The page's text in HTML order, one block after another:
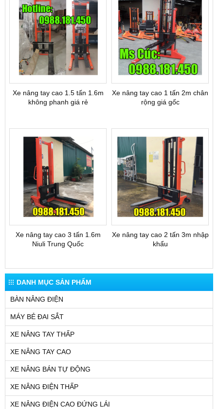
DANH MỤC SẢN PHẨM
BÀN NÂNG ĐIỆN
MÁY BẺ ĐAI SẮT
XE NÂNG TAY THẤP
XE NÂNG TAY CAO
XE NÂNG BÁN TỰ ĐỘNG
XE NÂNG ĐIỆN THẤP
XE NÂNG ĐIỆN CAO ĐỨNG LÁI
Xe nâng tay cao 1.5 tấn 1.6m
không phanh giá rẻ
Xe nâng tay cao 1 tấn 2m chân
rộng giá gốc
Xe nâng tay cao 3 tấn 1.6m
Niuli Trung Quốc
Xe nâng tay cao 2 tấn 3m nhập
khẩu